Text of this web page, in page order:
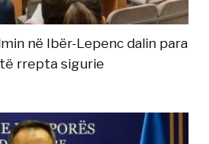
në Ibër-Lepenc dalin para
rrepta sigurie